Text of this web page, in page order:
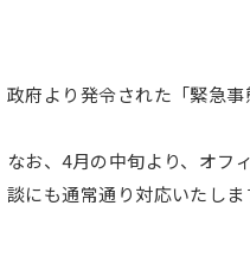
政府より発令された「緊急
なお、4月の中旬より、オフ
談にも通常通り対応いたしま